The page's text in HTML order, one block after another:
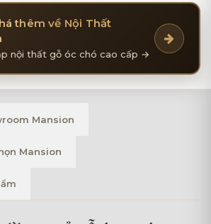
thêm về Nội Thất
nội thất gỗ óc chó cao cấp →
Mansion
Mansion